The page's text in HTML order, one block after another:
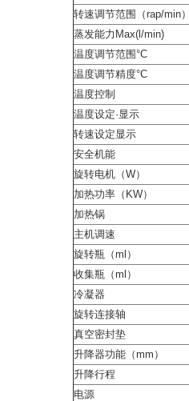
转速调节范围（rap/min
蒸发能力Max(l/min)
温度调节范围°C
温度调节精度°C
温度控制
温度设定·显示
转速设定显示
安全机能
旋转电机（W）
加热功率（KW）
加热锅
主机调速
旋转瓶（ml）
收集瓶（ml）
冷凝器
旋转连接轴
真空密封垫
升降器功能（mm）
升降行程
电源